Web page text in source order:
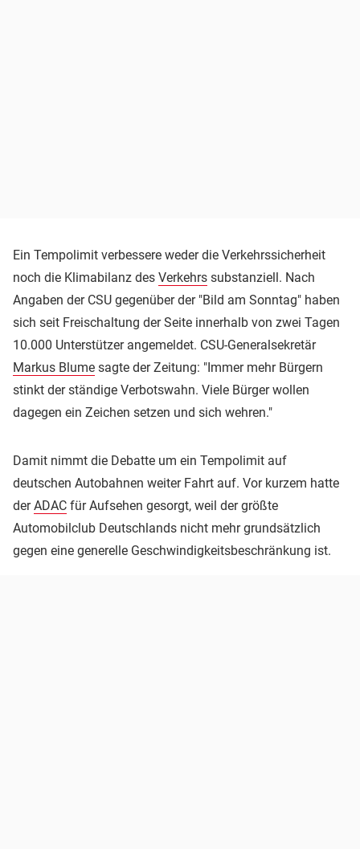
Ein Tempolimit verbessere weder die Verkehrssicherheit
noch die Klimabilanz des Verkehrs substanziell. Nach
Angaben der CSU gegenüber der "Bild am Sonntag" haben
sich seit Freischaltung der Seite innerhalb von zwei Tagen
10.000 Unterstützer angemeldet. CSU-Generalsekretär
Markus Blume sagte der Zeitung: "Immer mehr Bürgern
stinkt der ständige Verbotswahn. Viele Bürger wollen
dagegen ein Zeichen setzen und sich wehren."
Damit nimmt die Debatte um ein Tempolimit auf
deutschen Autobahnen weiter Fahrt auf. Vor kurzem hatte
derADAC für Aufsehen gesorgt, weil der größte
Automobilclub Deutschlands nicht mehr grundsätzlich
gegen eine generelle Geschwindigkeitsbeschränkung ist.